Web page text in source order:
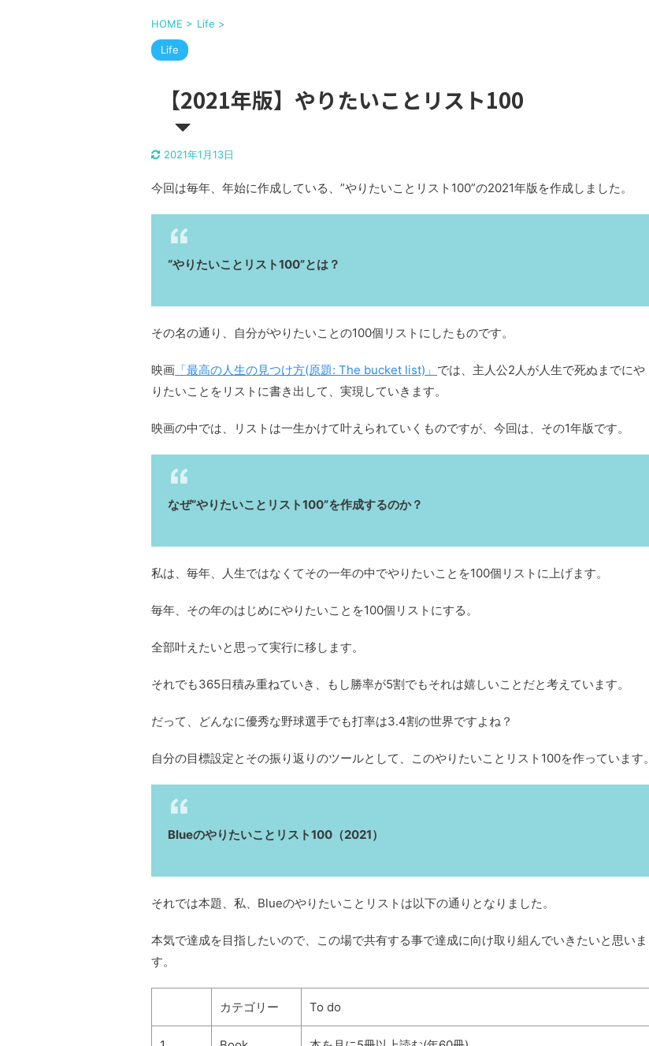
HOME > Life >
Life
【2021年版】やりたいことリスト100
2021年1月13日
今回は毎年、年始に作成している、”やりたいことリスト100”の2021年版を作成しました。
“やりたいことリスト100”とは？
その名の通り、自分がやりたいことの100個リストにしたものです。
映画 「最高の人生の見つけ方(原題: The bucket list)」 では、主人公2人が人生で死ぬまでにや
りたいことをリストに書き出して、実現していきます。
映画の中では、リストは一生かけて叶えられていくものですが、今回は、その1年版です。
なぜ“やりたいことリスト100”を作成するのか？
私は、毎年、人生ではなくてその一年の中でやりたいことを100個リストに上げます。
毎年、その年のはじめにやりたいことを100個リストにする。
全部叶えたいと思って実行に移します。
それでも365日積み重ねていき、もし勝率が5割でもそれは嬉しいことだと考えています。
だって、どんなに優秀な野球選手でも打率は3.4割の世界ですよね？
自分の目標設定とその振り返りのツールとして、このやりたいことリスト100を作っています。
Blueのやりたいことリスト100（2021）
それでは本題、私、Blueのやりたいことリストは以下の通りとなりました。
本気で達成を目指したいので、この場で共有する事で達成に向け取り組んでいきたいと思いま
す。
カテゴリー To do